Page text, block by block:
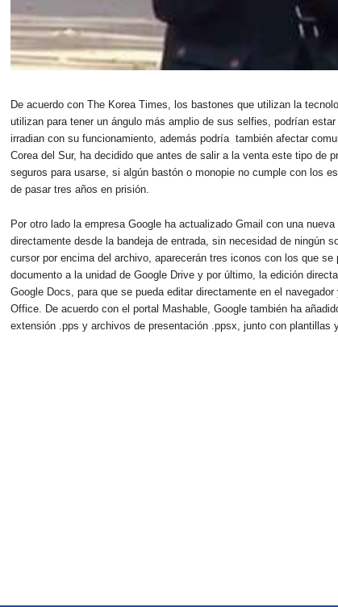
De acuerdo con The Korea Times, los bastones que utilizan la
utilizan para tener un ángulo más amplio de sus selfies, podrían
irradian con su funcionamiento, además podría también afectar
Corea del Sur, ha decidido que antes de salir a la venta este tipo de
seguros para usarse, si algún bastón o monopie no cumple con los
de pasar tres años en prisión.
Por otro lado la empresa Google ha actualizado Gmail con una
directamente desde la bandeja de entrada, sin necesidad de ningún
cursor por encima del archivo, aparecerán tres iconos con los que
documento a la unidad de Google Drive y por último, la edición
Google Docs, para que se pueda editar directamente en el
Office. De acuerdo con el portal Mashable, Google también ha
extensión .pps y archivos de presentación .ppsx, junto con plantillas